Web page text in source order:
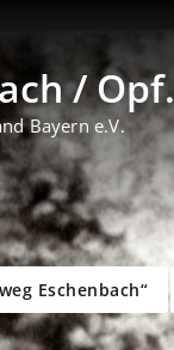
/ Opf.
Bayern e.V.
Eschenbach“